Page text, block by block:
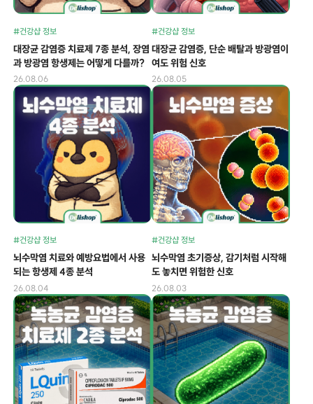
#건강샵 정보
대장균 감염증 치료제 7종 분석, 장염
과 방광염 항생제는 어떻게 다를까?
26.08.06
#건강샵 정보
대장균 감염증, 단순 배탈과 방광염이
여도 위험 신호
26.08.05
#건강샵 정보
뇌수막염 치료와 예방요법에서 사용
되는 항생제 4종 분석
26.08.04
#건강샵 정보
뇌수막염 초기증상, 감기처럼 시작해
도 놓치면 위험한 신호
26.08.03